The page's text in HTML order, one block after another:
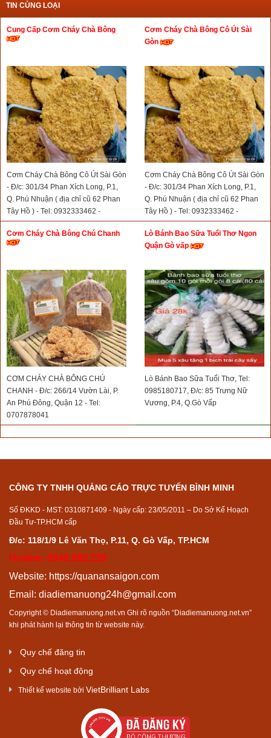
TIN CÙNG LOẠI
Cung Cấp Cơm Cháy Chà Bông
Cơm Cháy Chà Bông Cô Út Sài Gòn
- Đ/c: 301/34 Phan Xích Long, P.1,
Q. Phú Nhuận ( địa chỉ cũ 62 Phan
Tây Hồ ) - Tel: 0932333462 -
0763367779
Cơm Cháy Chà Bông Cô Út Sài
Gòn
Cơm Cháy Chà Bông Cô Út Sài Gòn
- Đ/c: 301/34 Phan Xích Long, P.1,
Q. Phú Nhuận ( địa chỉ cũ 62 Phan
Tây Hồ ) - Tel: 0932333462 -
0763367779
Cơm Cháy Chà Bông Chú Chanh
CƠM CHÁY CHÀ BÔNG CHÚ
CHANH - Đ/c: 266/14 Vườn Lài, P.
An Phú Đông, Quận 12 - Tel:
0707878041
Lò Bánh Bao Sữa Tuổi Thơ Ngon
Quận Gò vấp
Lò Bánh Bao Sữa Tuổi Thơ, Tel:
0985180717, Đ/c: 85 Trưng Nữ
Vương, P.4, Q.Gò Vấp
CÔNG TY TNHH QUẢNG CÁO TRỰC TUYẾN BÌNH MINH
Số ĐKKD - MST: 0310871409 - Ngày cấp: 23/05/2011 – Do Sở Kế Hoạch
Đầu Tư-TP.HCM cấp
Đ/c: 118/1/9 Lê Văn Thọ, P.11, Q. Gò Vấp, TP.HCM
Hotline: 0948.968.238
Website: https://quanansaigon.com
Email: diadiemanuong24h@gmail.com
Copyright © Diadiemanuong.net.vn Ghi rõ nguồn “Diadiemanuong.net.vn”
khi phát hành lại thông tin từ website này.
Quy chế đăng tin
Quy chế hoạt động
Thiết kế website bởi VietBrilliant Labs